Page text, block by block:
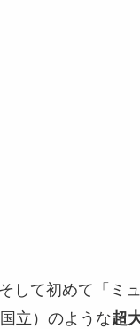
して初めて「ミ
立）のような超